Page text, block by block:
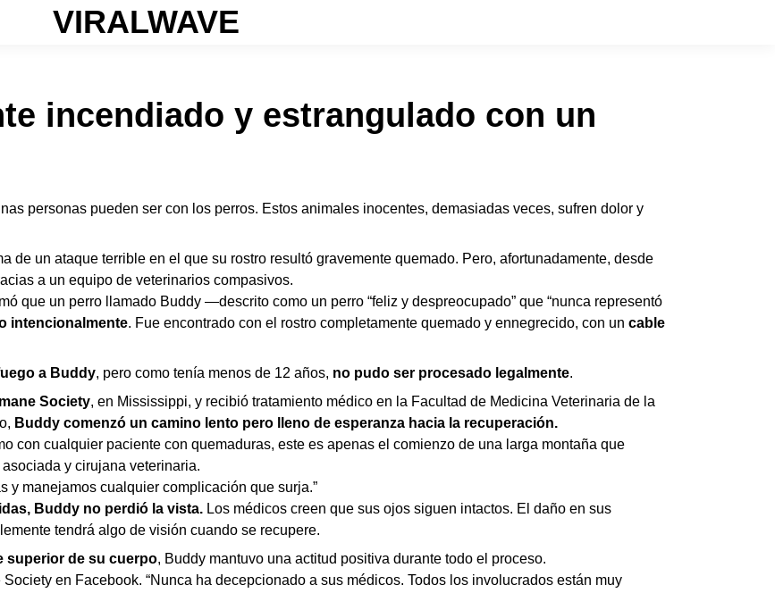
VIRALWAVE
incendiado y estrangulado con un
personas pueden ser con los perros. Estos animales inocentes, demasiadas veces, sufren dolor y
de un ataque terrible en el que su rostro resultó gravemente quemado. Pero, afortunadamente, desde
a un equipo de veterinarios compasivos.
que un perro llamado Buddy —descrito como un perro “feliz y despreocupado” que “nunca representó
intencionalmente. Fue encontrado con el rostro completamente quemado y ennegrecido, con un cable
a Buddy, pero como tenía menos de 12 años, no pudo ser procesado legalmente.
Society, en Mississippi, y recibió tratamiento médico en la Facultad de Medicina Veterinaria de la
Buddy comenzó un camino lento pero lleno de esperanza hacia la recuperación.
con cualquier paciente con quemaduras, este es apenas el comienzo de una larga montaña que
y cirujana veterinaria.
y manejamos cualquier complicación que surja.”
Buddy no perdió la vista. Los médicos creen que sus ojos siguen intactos. El daño en sus
tendrá algo de visión cuando se recupere.
superior de su cuerpo, Buddy mantuvo una actitud positiva durante todo el proceso.
en Facebook. “Nunca ha decepcionado a sus médicos. Todos los involucrados están muy